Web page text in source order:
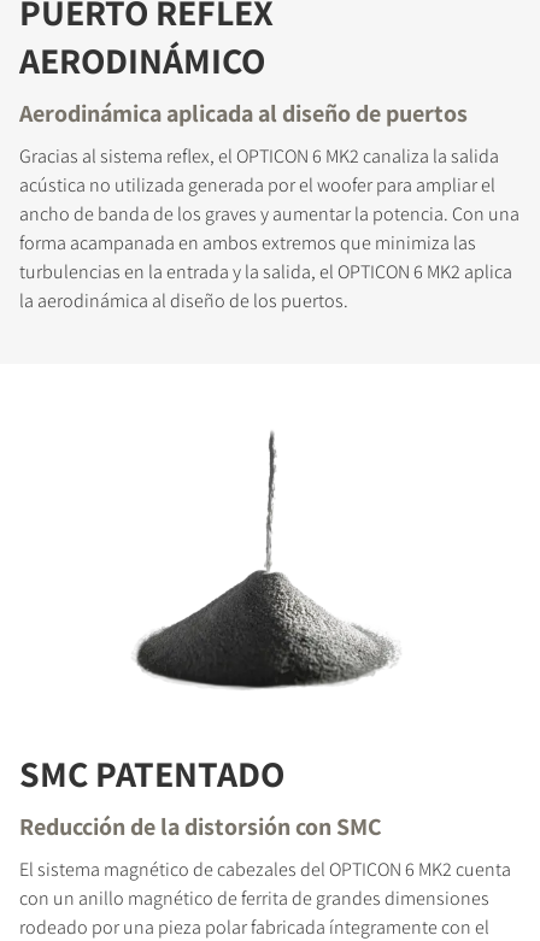
PUERTO REFLEX
AERODINÁMICO
Aerodinámica aplicada al diseño de puertos
Gracias al sistema reflex, el OPTICON 6 MK2 canaliza la salida
acústica no utilizada generada por el woofer para ampliar el
ancho de banda de los graves y aumentar la potencia. Con una
forma acampanada en ambos extremos que minimiza las
turbulencias en la entrada y la salida, el OPTICON 6 MK2 aplica
la aerodinámica al diseño de los puertos.
SMC PATENTADO
Reducción de la distorsión con SMC
El sistema magnético de cabezales del OPTICON 6 MK2 cuenta
con un anillo magnético de ferrita de grandes dimensiones
rodeado por una pieza polar fabricada íntegramente con el